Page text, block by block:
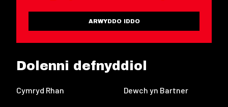
ARWYDDO IDDO
Dolenni defnyddiol
Cymryd Rhan Dewch yn Bartner